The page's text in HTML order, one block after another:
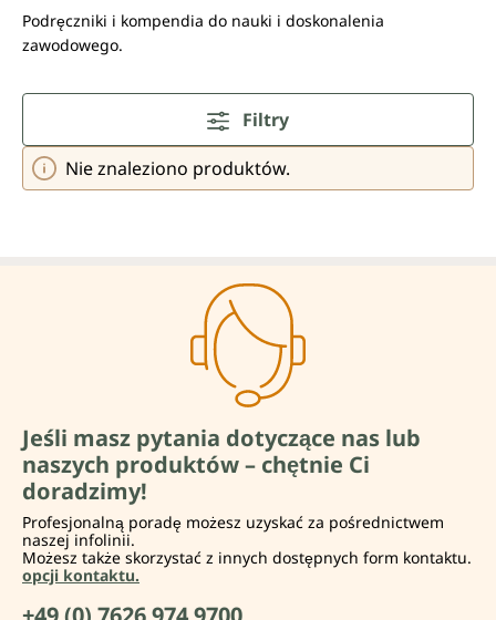
Podręczniki i kompendia do nauki i doskonalenia
zawodowego.
Filtry
Nie znaleziono produktów.
Jeśli masz pytania dotyczące nas lub
naszych produktów – chętnie Ci
doradzimy!
Profesjonalną poradę możesz uzyskać za pośrednictwem
naszej infolinii.
Możesz także skorzystać z innych dostępnych form kontaktu.
opcji kontaktu.